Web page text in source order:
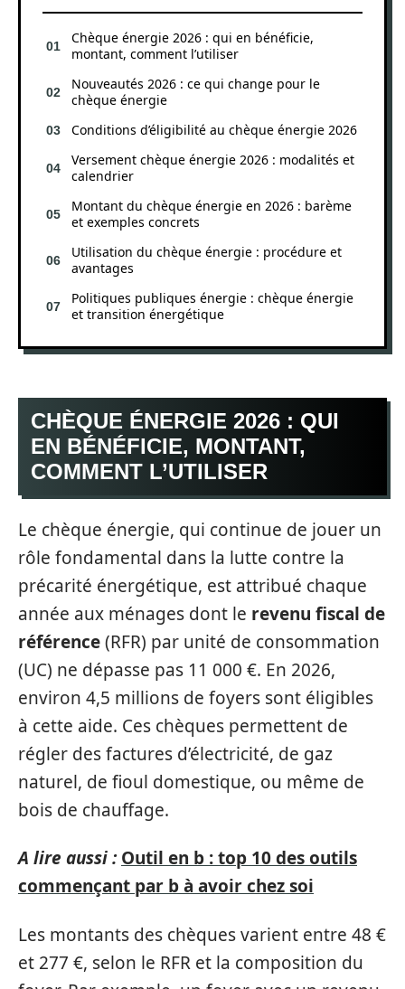
Chèque énergie 2026 : qui en bénéficie,
montant, comment l’utiliser
Nouveautés 2026 : ce qui change pour le
chèque énergie
Conditions d’éligibilité au chèque énergie 2026
Versement chèque énergie 2026 : modalités et
calendrier
Montant du chèque énergie en 2026 : barème
et exemples concrets
Utilisation du chèque énergie : procédure et
avantages
Politiques publiques énergie : chèque énergie
et transition énergétique
CHÈQUE ÉNERGIE 2026 : QUI
EN BÉNÉFICIE, MONTANT,
COMMENT L’UTILISER
Le chèque énergie, qui continue de jouer un
rôle fondamental dans la lutte contre la
précarité énergétique, est attribué chaque
année aux ménages dont le revenu fiscal de
référence(RFR) par unité de consommation
(UC) ne dépasse pas 11 000 €. En 2026,
environ 4,5 millions de foyers sont éligibles
à cette aide. Ces chèques permettent de
régler des factures d’électricité, de gaz
naturel, de fioul domestique, ou même de
bois de chauffage.
A lire aussi : Outil en b : top 10 des outils
commençant par b à avoir chez soi
Les montants des chèques varient entre 48 €
et 277 €, selon le RFR et la composition du